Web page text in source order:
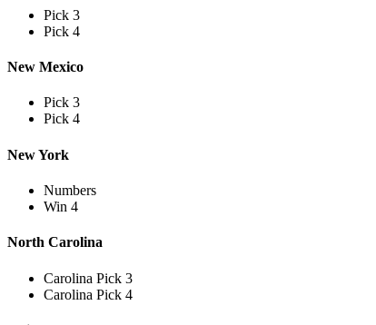
Pick 3
Pick 4
New Mexico
Pick 3
Pick 4
New York
Numbers
Win 4
North Carolina
Carolina Pick 3
Carolina Pick 4